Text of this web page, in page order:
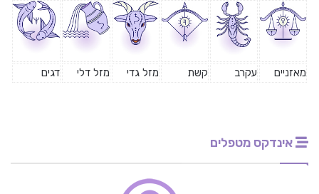
מאזניים עקרב קשת מזל גדי מזל דלי דגים
אינדקס מטפלים